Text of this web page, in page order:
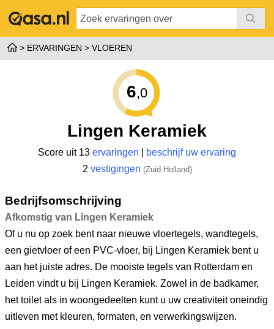
ERVARINGEN VLOEREN
6,0
Lingen Keramiek
Score uit 13 ervaringen
beschrijf uw ervaring
2 vestigingen (Zuid-Holland)
Bedrijfsomschrijving
Afkomstig van Lingen Keramiek
Of u nu op zoek bent naar nieuwe vloertegels, wandtegels,
een gietvloer of een PVC-vloer, bij Lingen Keramiek bent u
aan het juiste adres. De mooiste tegels van Rotterdam en
Leiden vindt u bij Lingen Keramiek. Zowel in de badkamer,
het toilet als in woongedeelten kunt u uw creativiteit oneindig
uitleven met kleuren, formaten, en verwerkingswijzen.